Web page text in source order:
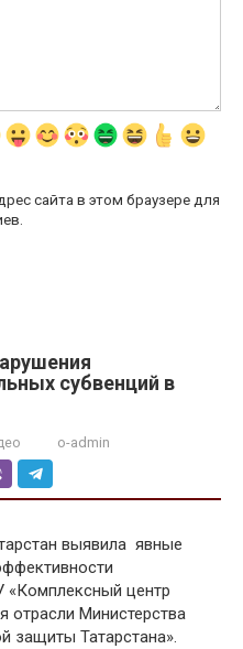
сайта в этом браузере для
субвенций в
o-admin
выявила явные
«Комплексный центр
отрасли Министерства
защиты Татарстана».